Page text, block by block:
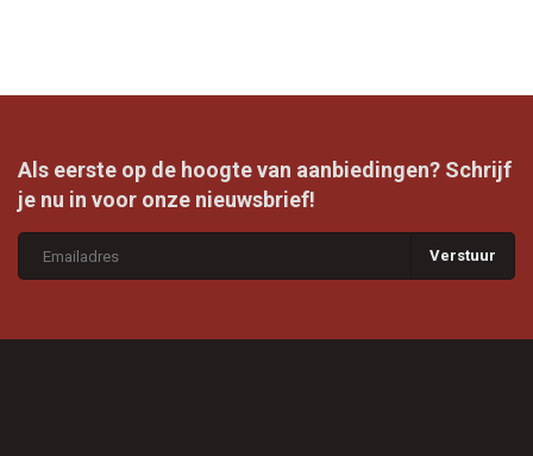
Als eerste op de hoogte van aanbiedingen? Schrijf
je nu in voor onze nieuwsbrief!
Verstuur